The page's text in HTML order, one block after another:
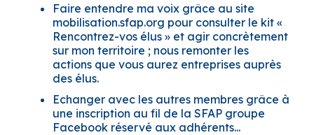
Faire entendre ma voix grâce au site
mobilisation.sfap.org pour consulter le kit «
Rencontrez-vos élus » et agir concrètement
sur mon territoire ; nous remonter les
actions que vous aurez entreprises auprès
des élus.
Echanger avec les autres membres grâce à
une inscription au fil de la SFAP groupe
Facebook réservé aux adhérents...